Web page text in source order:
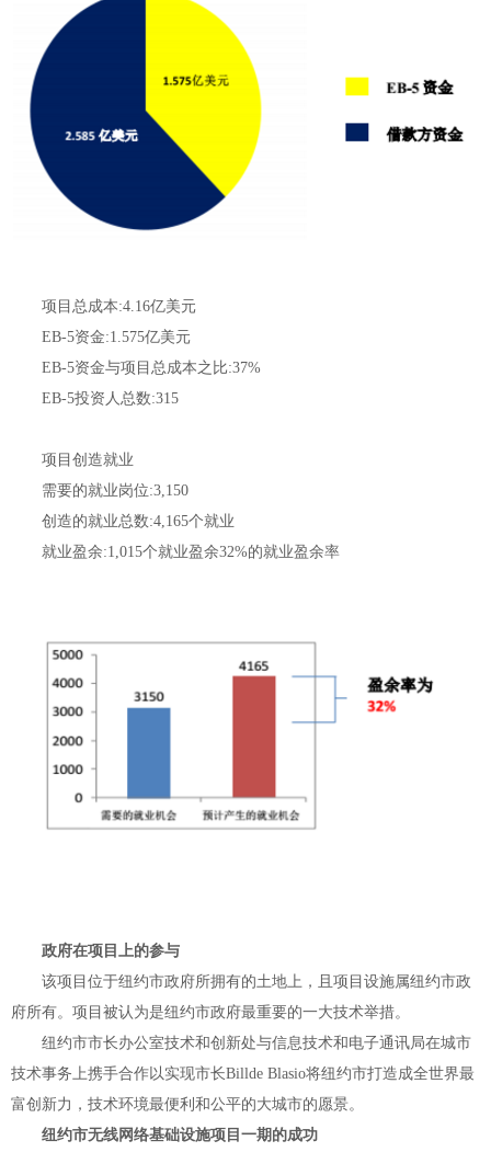
项目总成本:4.16亿美元
EB-5资金:1.575亿美元
EB-5资金与项目总成本之比:37%
EB-5投资人总数:315
项目创造就业
需要的就业岗位:3,150
创造的就业总数:4,165个就业
就业盈余:1,015个就业盈余32%的就业盈余率
政府在项目上的参与
该项目位于纽约市政府所拥有的土地上，且项目设施属纽约市政
府所有。项目被认为是纽约市政府最重要的一大技术举措。
纽约市市长办公室技术和创新处与信息技术和电子通讯局在城市
技术事务上携手合作以实现市长Billde Blasio将纽约市打造成全世界最
富创新力，技术环境最便利和公平的大城市的愿景。
纽约市无线网络基础设施项目一期的成功